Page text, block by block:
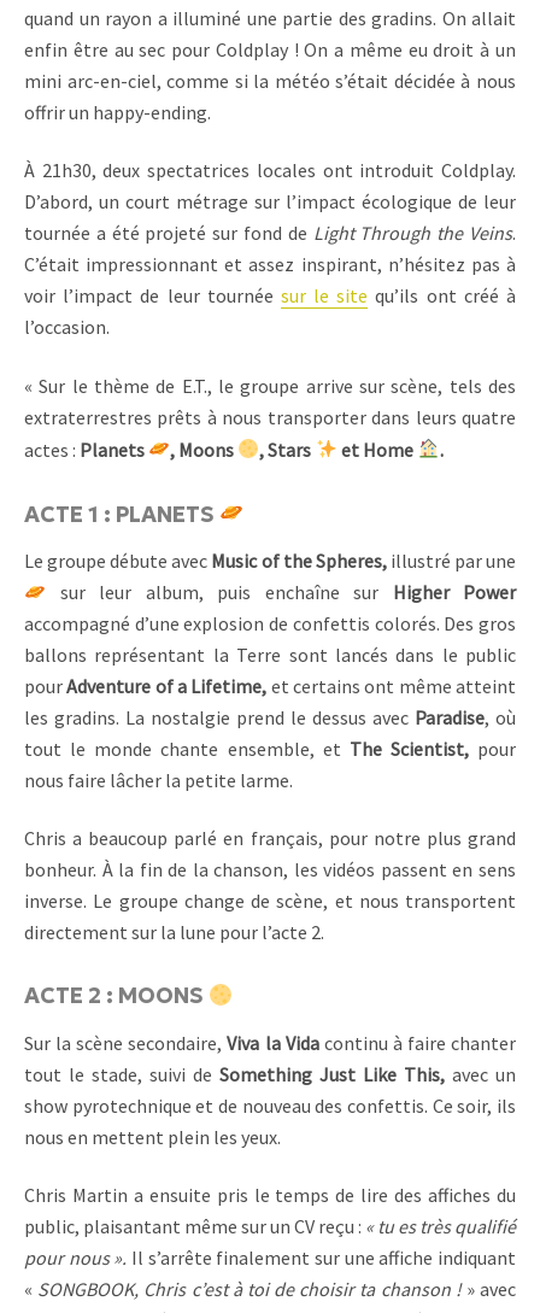
quand un rayon a illuminé une partie des gradins. On allait
enfin être au sec pour Coldplay ! On a même eu droit à un
mini arc-en-ciel, comme si la météo s’était décidée à nous
offrir un happy-ending.
À 21h30, deux spectatrices locales ont introduit Coldplay.
D’abord, un court métrage sur l’impact écologique de leur
tournée a été projeté sur fond de Light Through the Veins.
C’était impressionnant et assez inspirant, n’hésitez pas à
voir l’impact de leur tournée sur le site qu’ils ont créé à
l’occasion.
« Sur le thème de E.T., le groupe arrive sur scène, tels des
extraterrestres prêts à nous transporter dans leurs quatre
actes : Planets , Moons , Stars et Home .
ACTE 1 : PLANETS
Le groupe débute avec Music of the Spheres,illustré par une
sur leur album, puis enchaîne sur Higher Power
accompagné d’une explosion de confettis colorés. Des gros
ballons représentant la Terre sont lancés dans le public
pourAdventure of a Lifetime, et certains ont même atteint
les gradins. La nostalgie prend le dessus avec Paradise, où
tout le monde chante ensemble, et The Scientist, pour
nous faire lâcher la petite larme.
Chris a beaucoup parlé en français, pour notre plus grand
bonheur. À la fin de la chanson, les vidéos passent en sens
inverse. Le groupe change de scène, et nous transportent
directement sur la lune pour l’acte 2.
ACTE 2 : MOONS
Sur la scène secondaire,Viva la Vida continu à faire chanter
tout le stade, suivi de Something Just Like This, avec un
show pyrotechnique et de nouveau des confettis. Ce soir, ils
nous en mettent plein les yeux.
Chris Martin a ensuite pris le temps de lire des affiches du
public, plaisantant même sur un CV reçu : « tu es très qualifié
pour nous ». Il s’arrête finalement sur une affiche indiquant
« SONGBOOK, Chris c’est à toi de choisir ta chanson !» avec